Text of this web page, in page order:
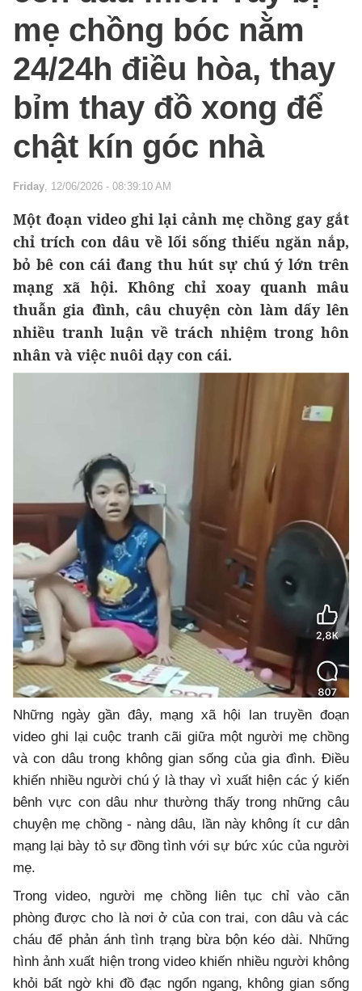
mẹ chồng bóc nằm
24/24h điều hòa, thay
bỉm thay đồ xong để
chật kín góc nhà
Friday, 12/06/2026 - 08:39:10 AM
Một đoạn video ghi lại cảnh mẹ chồng gay gắt
chỉ trích con dâu về lối sống thiếu ngăn nắp,
bỏ bê con cái đang thu hút sự chú ý lớn trên
mạng xã hội. Không chỉ xoay quanh mâu
thuẫn gia đình, câu chuyện còn làm dấy lên
nhiều tranh luận về trách nhiệm trong hôn
nhân và việc nuôi dạy con cái.
Những ngày gần đây, mạng xã hội lan truyền đoạn
video ghi lại cuộc tranh cãi giữa một người mẹ chồng
và con dâu trong không gian sống của gia đình. Điều
khiến nhiều người chú ý là thay vì xuất hiện các ý kiến
bênh vực con dâu như thường thấy trong những câu
chuyện mẹ chồng - nàng dâu, lần này không ít cư dân
mạng lại bày tỏ sự đồng tình với sự bức xúc của người
mẹ.
Trong video, người mẹ chồng liên tục chỉ vào căn
phòng được cho là nơi ở của con trai, con dâu và các
cháu để phản ánh tình trạng bừa bộn kéo dài. Những
hình ảnh xuất hiện trong video khiến nhiều người không
khỏi bất ngờ khi đồ đạc ngổn ngang, không gian sống